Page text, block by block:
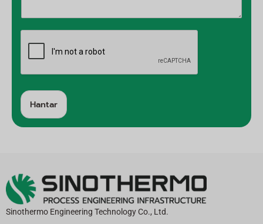
Hantar
A
n
a
ti
f:
Sinothermo Engineering Technology Co., Ltd.